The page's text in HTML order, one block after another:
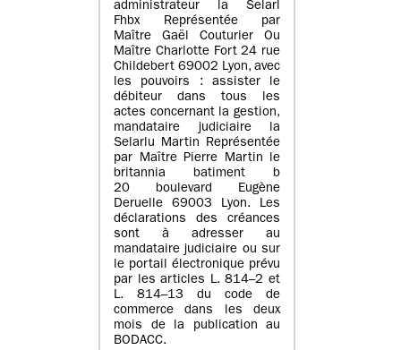
administrateur la Selarl
Fhbx Représentée par
Maître Gaël Couturier Ou
Maître Charlotte Fort 24 rue
Childebert 69002 Lyon, avec
les pouvoirs : assister le
débiteur dans tous les
actes concernant la gestion,
mandataire judiciaire la
Selarlu Martin Représentée
par Maître Pierre Martin le
britannia batiment b
20 boulevard Eugène
Deruelle 69003 Lyon. Les
déclarations des créances
sont à adresser au
mandataire judiciaire ou sur
le portail électronique prévu
par les articles L. 814–2 et
L. 814–13 du code de
commerce dans les deux
mois de la publication au
BODACC.